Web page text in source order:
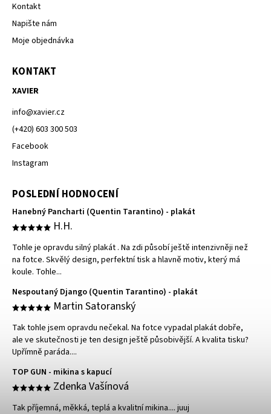
Kontakt
Napište nám
Moje objednávka
KONTAKT
XAVIER
info@xavier.cz
(+420) 603 300 503
Facebook
Instagram
POSLEDNÍ HODNOCENÍ
Hanebný Pancharti (Quentin Tarantino) - plakát
H.H.
Tohle je opravdu silný plakát . Na zdi působí ještě intenzivněji než
na fotce. Skvělý design, perfektní tisk a hlavně motiv, který má
koule. Tohle...
Nespoutaný Django (Quentin Tarantino) - plakát
Martin Satoranský
Tak tohle jsem opravdu nečekal. Na fotce vypadal plakát dobře,
ale ve skutečnosti je ten design ještě působivější. A kvalita tisku?
Upřímně paráda....
TOP GUN - mikina s kapucí
Zdenka Vašínová
Tak příjemná, měkká, teplá a kvalitní mikina.... juuj